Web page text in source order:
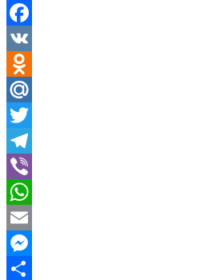
Facebook
VK
Odnoklassniki
Mail.Ru
Twitter
Telegram
Viber
WhatsApp
Email
Messenger